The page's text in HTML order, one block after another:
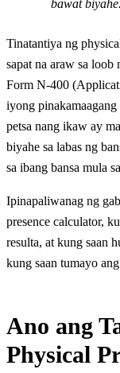
bawat biyahe.
Tinatantiya ng
sapat na araw sa
Form N-400
iyong
petsa nang ikaw ay
biyahe sa labas ng
sa ibang bansa mula
Ipinapaliwanag ng
presence calculator,
resulta, at kung saan
kung saan tumayo
Ano ang
Physical